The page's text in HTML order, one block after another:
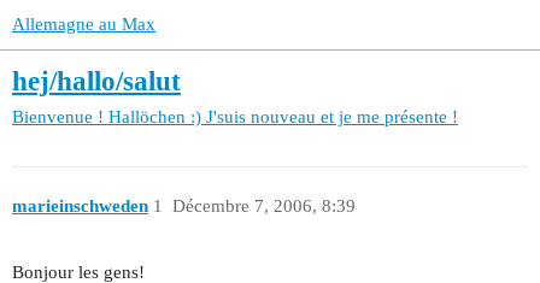
Allemagne au Max
hej/hallo/salut
Bienvenue ! Hallöchen :) J'suis nouveau et je me présente !
marieinschweden Décembre 7, 2006, 8:39
1
Bonjour les gens!